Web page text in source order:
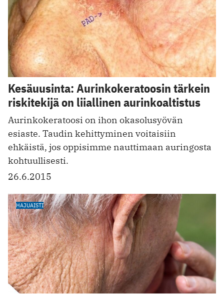
Kesäuusinta: Aurinkokeratoosin tärkein
riskitekijä on liiallinen aurinkoaltistus
Aurinkokeratoosi on ihon okasolusyövän
esiaste. Taudin kehittyminen voitaisiin
ehkäistä, jos oppisimme nauttimaan auringosta
kohtuullisesti.
26.6.2015
HAJUAISTI